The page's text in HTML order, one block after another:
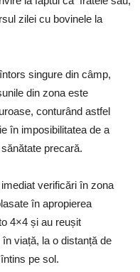
zilei cu bovinele la
singure din câmp,
din zona este
conturând astfel
în imposibilitatea de a
precară.
verificări în zona
în apropierea
4×4 și au reușit
viață, la o distanță de
pe sol.